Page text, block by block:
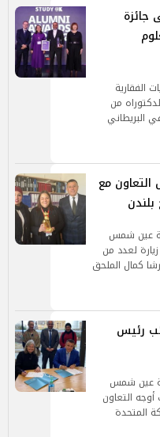
جائزة
الفقارية
من
البريطاني
مع
عين شمس
لعدد من
رشا كمال الملحق
رئيس
عين شمس
أوجه التعاون
المتحدة